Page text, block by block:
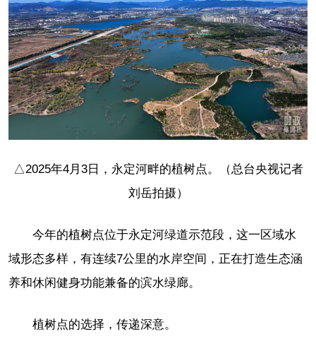
△2025年4月3日，永定河畔的植树点。（总台央视记者
刘岳拍摄）
今年的植树点位于永定河绿道示范段，这一区域水
域形态多样，有连续7公里的水岸空间，正在打造生态涵
养和休闲健身功能兼备的滨水绿廊。
植树点的选择，传递深意。